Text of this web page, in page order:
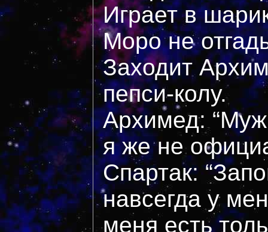
Играет в
Моро не
Заходит
пепси-колу.
Архимед:
я же не
Спартак:
навсегда у
меня есть